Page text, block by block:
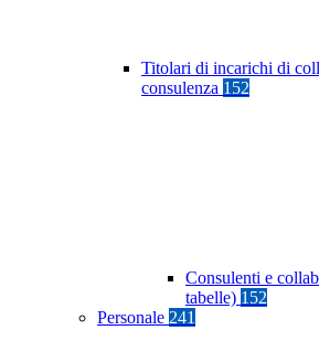
Titolari di incarichi di
consulenza 152
Consulenti e
tabelle) 152
Personale 241